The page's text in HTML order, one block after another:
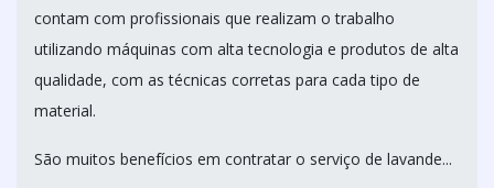
contam com profissionais que realizam o trabalho
utilizando máquinas com alta tecnologia e produtos de alta
qualidade, com as técnicas corretas para cada tipo de
material.
São muitos benefícios em contratar o serviço de lavande...